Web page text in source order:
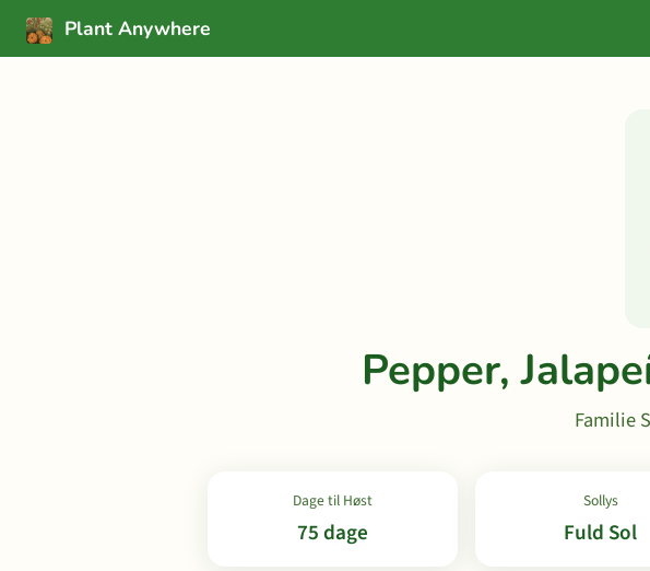
Plant Anywhere
Pepper,
Familie
Dage til Høst
75 dage
Sollys
Fuld Sol